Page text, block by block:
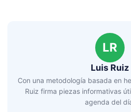
LR
Luis Ruiz
Con una metodología basada en
Ruiz firma piezas informativas
agenda del